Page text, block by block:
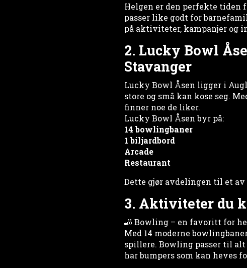
Helgen er den perfekte tiden
passer like godt for
på aktiviteter, kampanjer og
2. Lucky Bowl
Stavanger
Lucky Bowl Åsen ligger i
store og små kan kose seg.
finner noe de liker.
Lucky Bowl Åsen byr på:
14 bowlingbaner
1 biljardbord
Arcade
Restaurant
Dette gjør avdelingen til et
3. Aktiviteter du
🎳 Bowling – en favoritt for
Med 14 moderne
spillere. Bowling passer til
har bumpers som kan heves